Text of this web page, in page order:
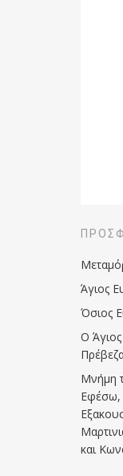
Άγιος
Όσιος
Ο
Μνήμη
Eφέσω,
και